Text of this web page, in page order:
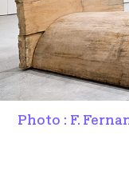
Photo : F.